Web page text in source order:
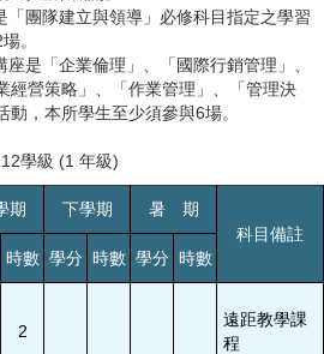
「團隊建立與領導」必修科目指定之學習
。
是「企業倫理」、「國際行銷管理」、
經營策略」、「作業管理」、「管理決
，本所學生至少須參與6場。
學級 (1 年級)
期 下學期
暑 期
科目備註
時數 學分 時數 學分 時數
2
遠距教學課
程